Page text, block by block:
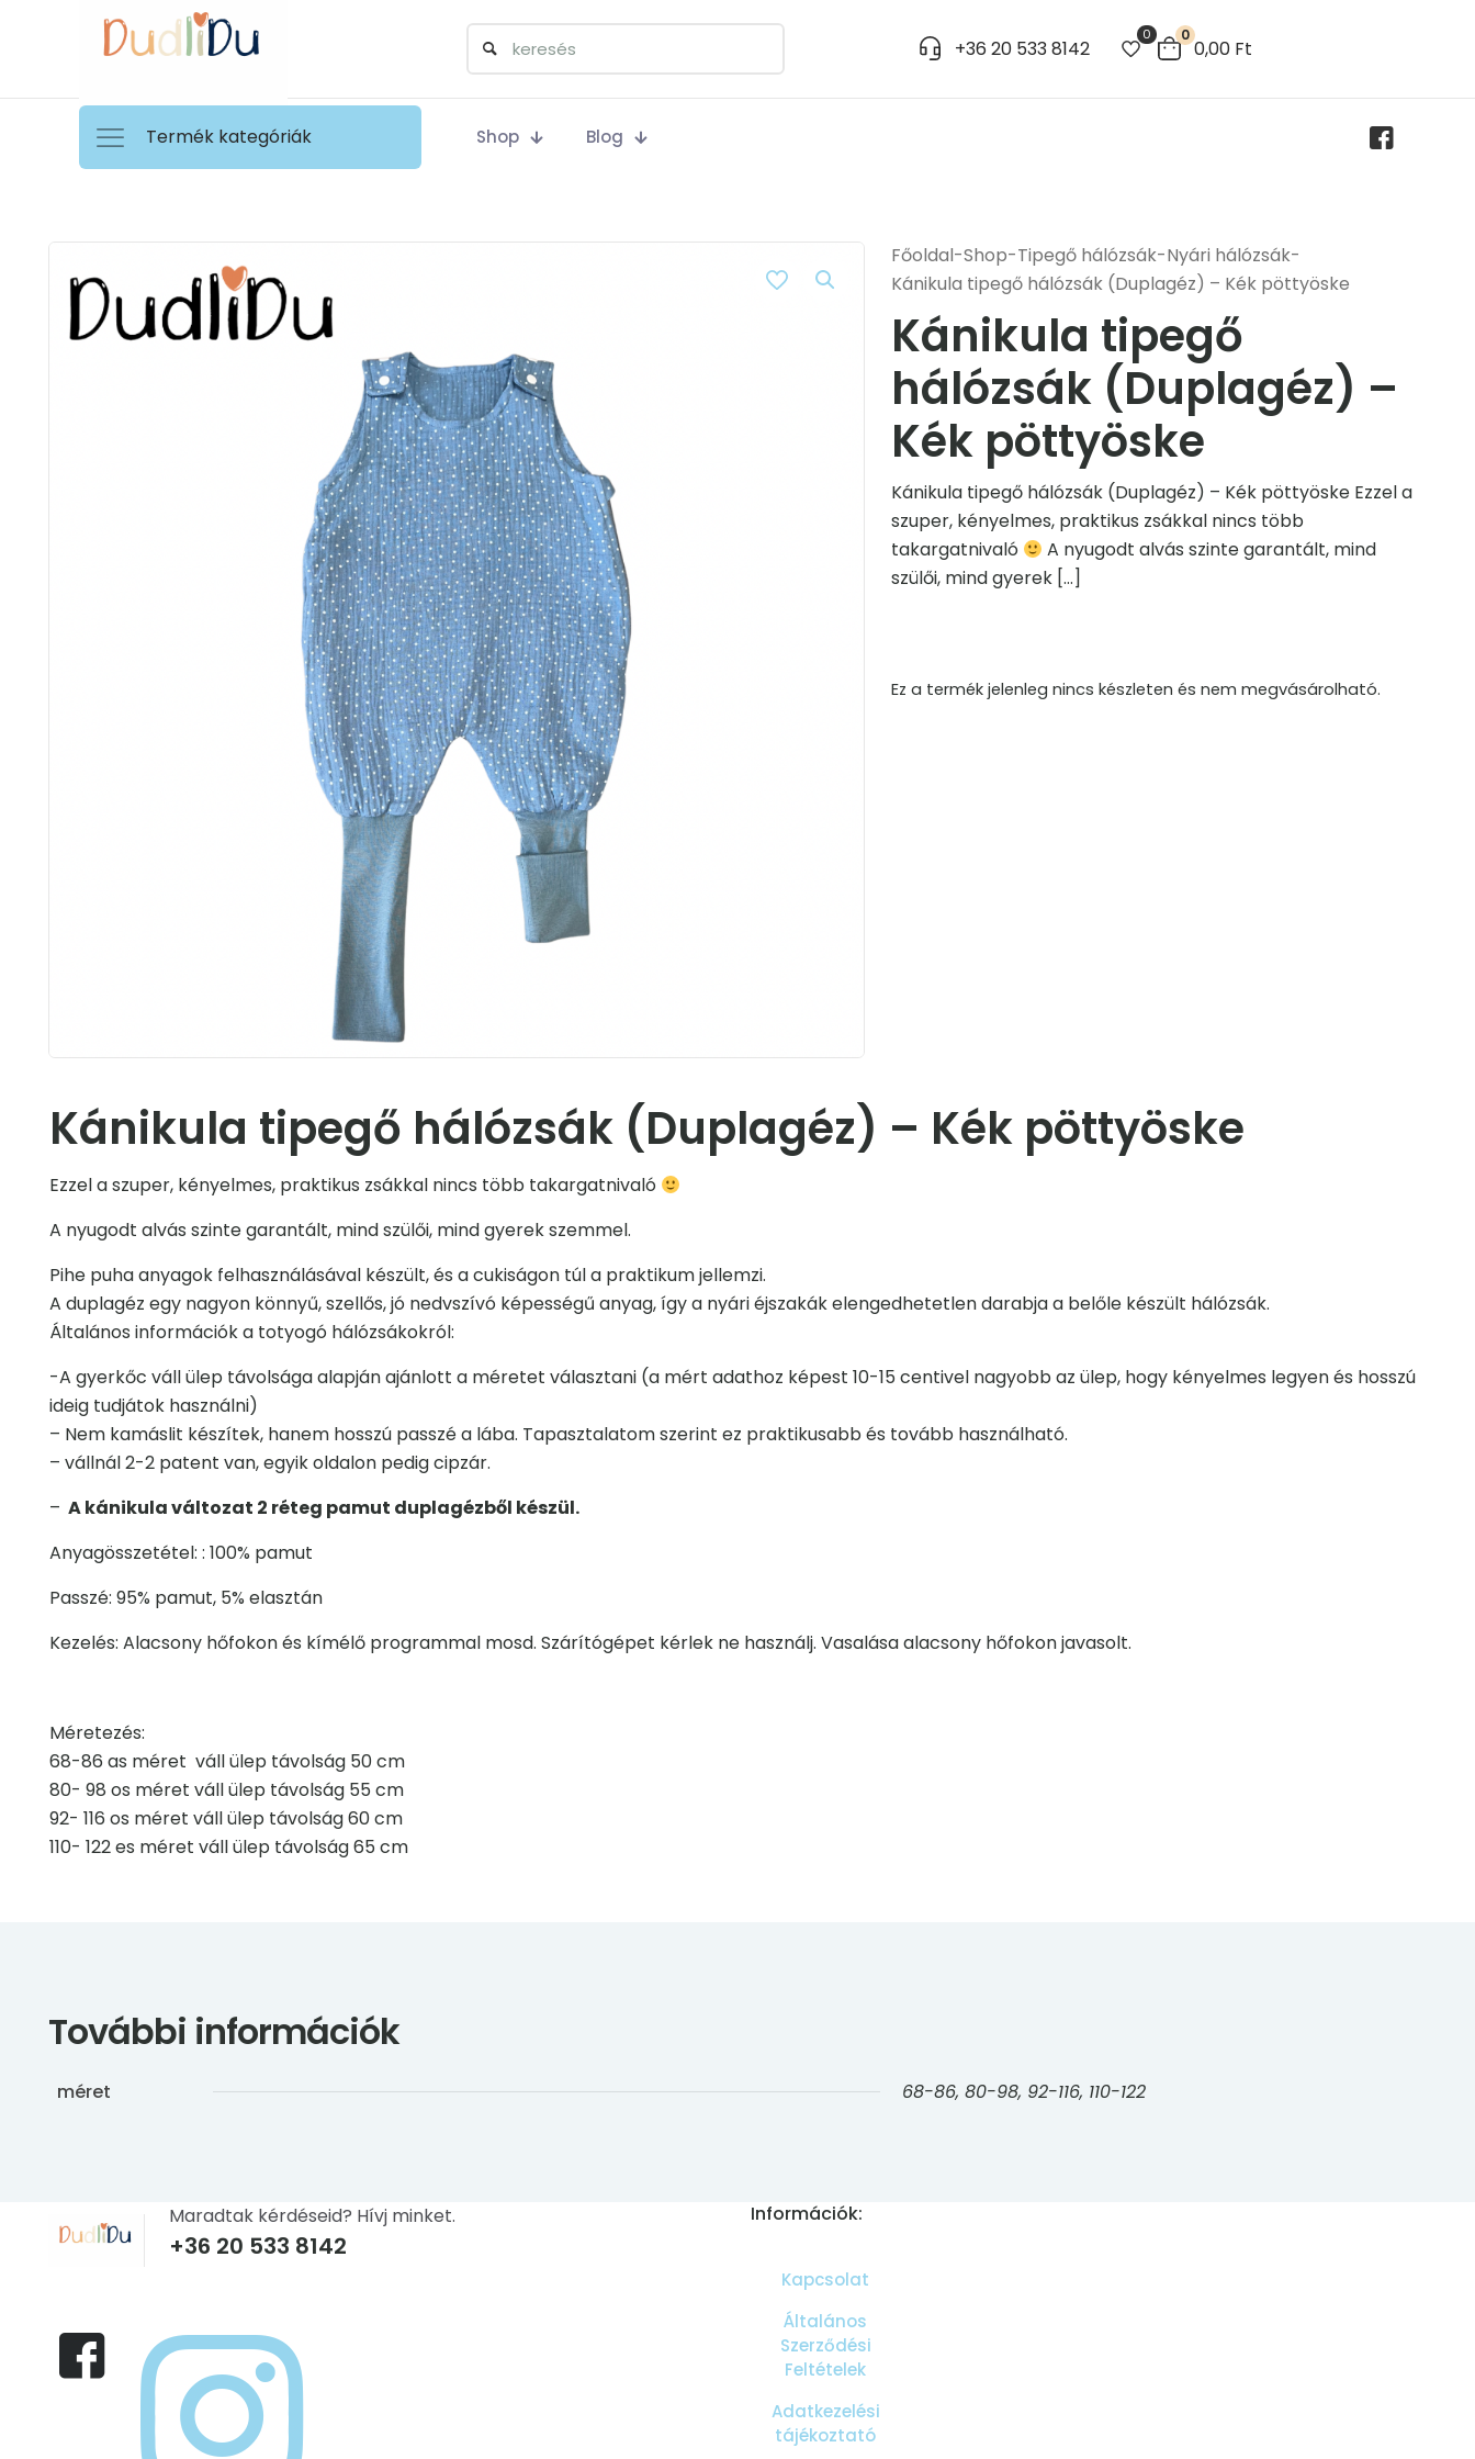
+36 20 533 8142
0 0
0,00 Ft
Termék kategóriák Shop Blog
Főoldal-Shop-Tipegő hálózsák-Nyári hálózsák-
Kánikula tipegő hálózsák (Duplagéz) – Kék pöttyöske
Kánikula tipegő
hálózsák (Duplagéz) –
Kék pöttyöske
Kánikula tipegő hálózsák (Duplagéz) – Kék pöttyöske Ezzel a
szuper, kényelmes, praktikus zsákkal nincs több
takargatnivaló
A nyugodt alvás szinte garantált, mind
szülői, mind gyerek […]
Ez a termék jelenleg nincs készleten és nem megvásárolható.
Kánikula tipegő hálózsák (Duplagéz) – Kék pöttyöske
Ezzel a szuper, kényelmes, praktikus zsákkal nincs több takargatnivaló
A nyugodt alvás szinte garantált, mind szülői, mind gyerek szemmel.
Pihe puha anyagok felhasználásával készült, és a cukiságon túl a praktikum jellemzi.
A duplagéz egy nagyon könnyű, szellős, jó nedvszívó képességű anyag, így a nyári éjszakák elengedhetetlen darabja a belőle készült hálózsák.
Általános információk a totyogó hálózsákokról:
-A gyerkőc váll ülep távolsága alapján ajánlott a méretet választani (a mért adathoz képest 10-15 centivel nagyobb az ülep, hogy kényelmes legyen és hosszú
ideig tudjátok használni)
– Nem kamáslit készítek, hanem hosszú passzé a lába. Tapasztalatom szerint ez praktikusabb és tovább használható.
– vállnál 2-2 patent van, egyik oldalon pedig cipzár.
– A kánikula változat 2 réteg pamut duplagézből készül.
Anyagösszetétel: : 100% pamut
Passzé: 95% pamut, 5% elasztán
Kezelés: Alacsony hőfokon és kímélő programmal mosd. Szárítógépet kérlek ne használj. Vasalása alacsony hőfokon javasolt.
Méretezés:
68-86 as méret váll ülep távolság 50 cm
80- 98 os méret váll ülep távolság 55 cm
92- 116 os méret váll ülep távolság 60 cm
110- 122 es méret váll ülep távolság 65 cm
További információk
méret 68-86, 80-98, 92-116, 110-122
+36 20 533 8142
Maradtak kérdéseid? Hívj minket. Információk:
Kapcsolat
Általános
Szerződési
Feltételek
Adatkezelési
tájékoztató